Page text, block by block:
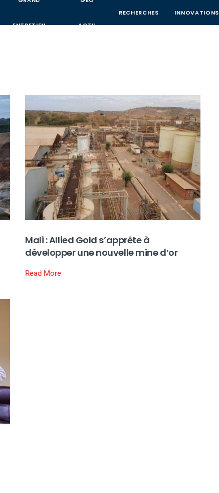
ENTRETIEN ACTU
RECHERCHES INNOVATIONS
Mali : Allied Gold s’apprête à
développer une nouvelle mine d’or
Read More